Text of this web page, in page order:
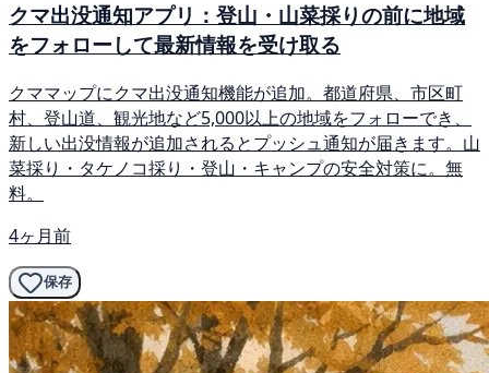
クマ出没通知アプリ：登山・山菜採りの前に地域
をフォローして最新情報を受け取る
クママップにクマ出没通知機能が追加。都道府県、市区町
村、登山道、観光地など5,000以上の地域をフォローでき、
新しい出没情報が追加されるとプッシュ通知が届きます。山
菜採り・タケノコ採り・登山・キャンプの安全対策に。無
料。
4ヶ月前
保存